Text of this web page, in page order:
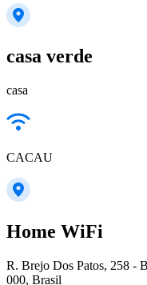
casa verde
casa
CACAU
Home WiFi
R. Brejo Dos Patos, 258 -
000, Brasil